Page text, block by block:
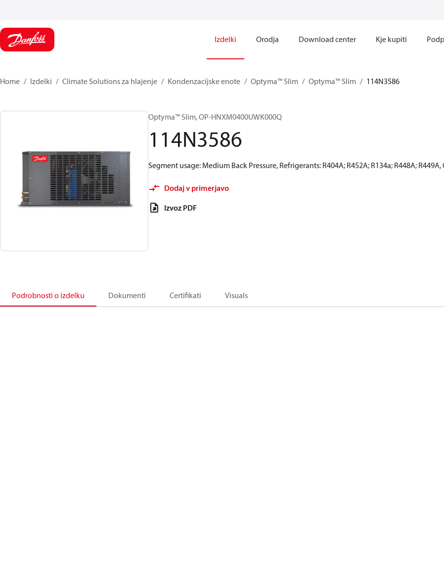
Izdelki Orodja Download center Kje kupiti
Home Izdelki Climate Solutions za hlajenje Kondenzacijske enote Optyma™ Slim Optyma™ Slim 114N3586
Optyma™ Slim, OP-HNXM0400UWK000Q
114N3586
Segment usage: Medium Back Pressure, Refrigerants: R404A; R452A; R134a; R448A;
Dodaj v primerjavo
Izvoz PDF
Podrobnosti o izdelku Dokumenti Certifikati Visuals